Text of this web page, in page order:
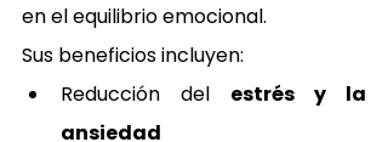
en el equilibrio emocional.
Sus beneficios incluyen:
Reducción del estrés y la
ansiedad